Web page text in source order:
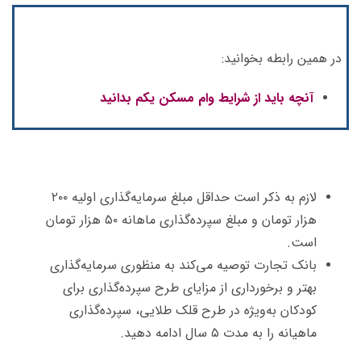
در همین رابطه بخوانید:
آنچه باید از شرایط وام مسکن یکم بدانید
لازم به ذکر است حداقل مبلغ سرمایه‌گذاری اولیه ۲۰۰
هزار تومان و مبلغ سپرده‌گذاری ماهانه ۵۰ هزار تومان
است.
بانک تجارت توصیه می­‌کند به منظوری سرمایه‌گذاری
بهتر و برخورداری از مزایای طرح سپرده‌گذاری برای
کودکان به‌ویژه در طرح قلک طلایی، سپرده‌گذاری
ماهیانه را به مدت ۵ سال ادامه دهید.